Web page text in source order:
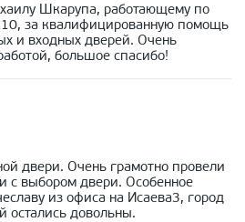
Шкарупа, работающему по
10, за квалифицированную помощь
и входных дверей. Очень
большое спасибо!
двери. Очень грамотно провели
с выбором двери. Особенное
из офиса на Исаева3, город
остались довольны.